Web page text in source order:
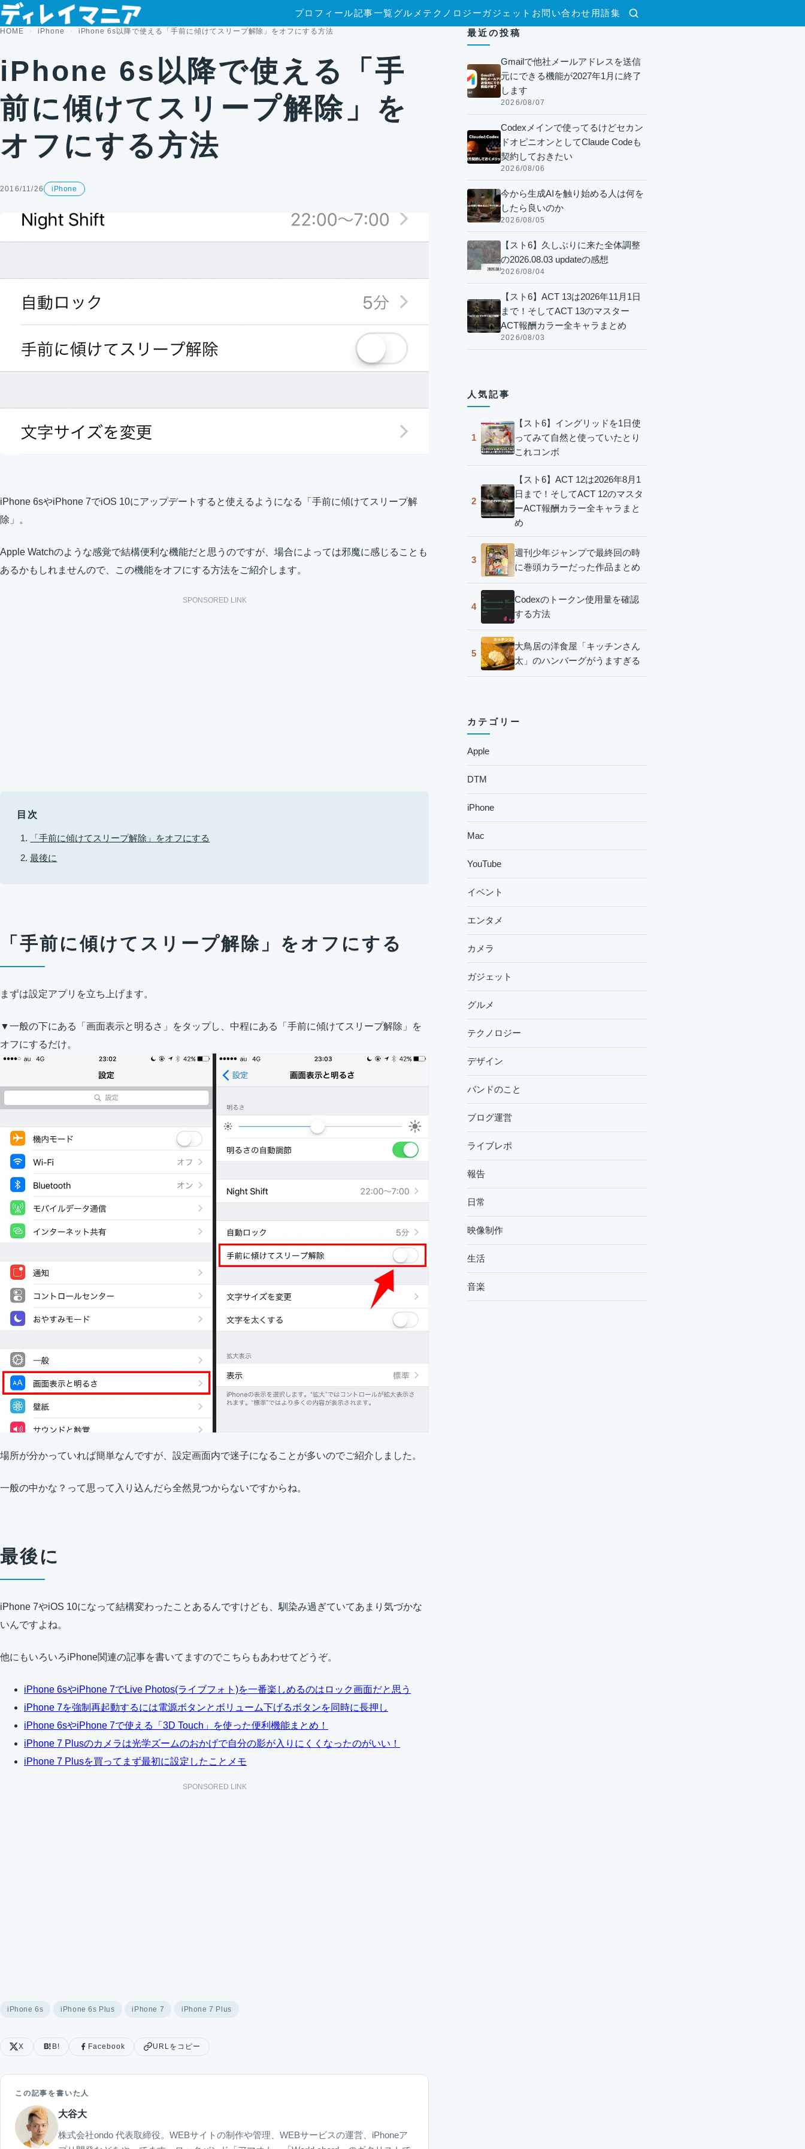
コンテンツへスキップ
検索
プロフィール記事一覧グルメ テクノロジー ガジェット お問い合わせ 用語集
HOME iPhone iPhone 6s以降で使える「手前に傾けてスリープ解除」をオフにする方法
iPhone 6s以降で使える「手
前に傾けてスリープ解除」を
オフにする方法
2016/11/26 iPhone
iPhone 6sやiPhone 7でiOS 10にアップデートすると使えるようになる「手前に傾けてスリープ解
除」。
Apple Watchのような感覚で結構便利な機能だと思うのですが、場合によっては邪魔に感じることも
あるかもしれませんので、この機能をオフにする方法をご紹介します。
SPONSORED LINK
目次
「手前に傾けてスリープ解除」をオフにする
最後に
「手前に傾けてスリープ解除」をオフにする
まずは設定アプリを立ち上げます。
▼一般の下にある「画面表示と明るさ」をタップし、中程にある「手前に傾けてスリープ解除」を
オフにするだけ。
場所が分かっていれば簡単なんですが、設定画面内で迷子になることが多いのでご紹介しました。
一般の中かな？って思って入り込んだら全然見つからないですからね。
最後に
iPhone 7やiOS 10になって結構変わったことあるんですけども、馴染み過ぎていてあまり気づかな
いんですよね。
他にもいろいろiPhone関連の記事を書いてますのでこちらもあわせてどうぞ。
iPhone 6sやiPhone 7でLive Photos(ライブフォト)を一番楽しめるのはロック画面だと思う
iPhone 7を強制再起動するには電源ボタンとボリューム下げるボタンを同時に長押し
iPhone 6sやiPhone 7で使える「3D Touch」を使った便利機能まとめ！
iPhone 7 Plusのカメラは光学ズームのおかげで自分の影が入りにくくなったのがいい！
iPhone 7 Plusを買ってまず最初に設定したことメモ
SPONSORED LINK
iPhone 6s iPhone 6s Plus iPhone 7 iPhone 7 Plus
X B! Facebook URLをコピー
この記事を書いた人
大谷大
株式会社ondo 代表取締役。WEBサイトの制作や管理、WEBサービスの運営、iPhoneア
最近の投稿
Gmailで他社メールアドレスを送信
元にできる機能が2027年1月に終了
します
2026/08/07
Codexメインで使ってるけどセカン
ドオピニオンとしてClaude Codeも
契約しておきたい
2026/08/06
今から生成AIを触り始める人は何を
したら良いのか
2026/08/05
【スト6】久しぶりに来た全体調整
の2026.08.03 updateの感想
2026/08/04
【スト6】ACT 13は2026年11月1日
まで！そしてACT 13のマスター
ACT報酬カラー全キャラまとめ
2026/08/03
人気記事
1
【スト6】イングリッドを1日使
ってみて自然と使っていたとり
これコンボ
2
【スト6】ACT 12は2026年8月1
日まで！そしてACT 12のマスタ
ーACT報酬カラー全キャラまと
め
3
週刊少年ジャンプで最終回の時
に巻頭カラーだった作品まとめ
4
Codexのトークン使用量を確認
する方法
5
大鳥居の洋食屋「キッチンさん
太」のハンバーグがうますぎる
カテゴリー
Apple
DTM
iPhone
Mac
YouTube
イベント
エンタメ
カメラ
ガジェット
グルメ
テクノロジー
デザイン
バンドのこと
ブログ運営
ライブレポ
報告
日常
映像制作
生活
音楽